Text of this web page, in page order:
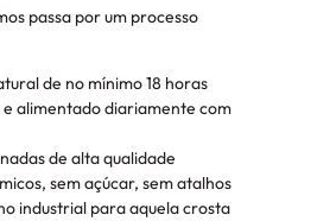
passa por um processo
de no mínimo 18 horas
e alimentado diariamente com
de alta qualidade
sem açúcar, sem atalhos
industrial para aquela crosta